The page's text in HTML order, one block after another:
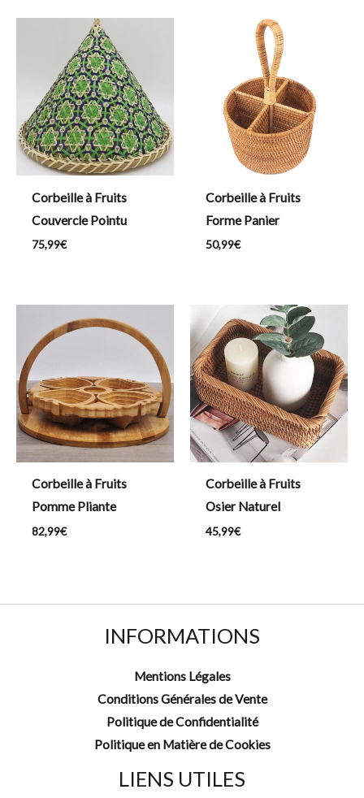
Corbeille à Fruits
Couvercle Pointu
75,99€
Corbeille à Fruits
Forme Panier
50,99€
Corbeille à Fruits
Pomme Pliante
82,99€
Corbeille à Fruits
Osier Naturel
45,99€
INFORMATIONS
Mentions Légales
Conditions Générales de Vente
Politique de Confidentialité
Politique en Matière de Cookies
LIENS UTILES